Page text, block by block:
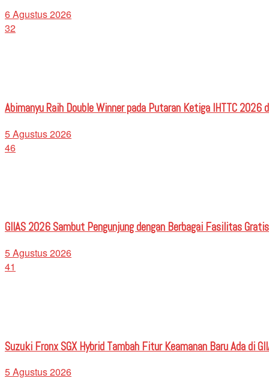
6 Agustus 2026
32
Abimanyu Raih Double Winner pada Putaran Ketiga IHTTC 2026
5 Agustus 2026
46
GIIAS 2026 Sambut Pengunjung dengan Berbagai Fasilitas
5 Agustus 2026
41
Suzuki Fronx SGX Hybrid Tambah Fitur Keamanan Baru Ada di
5 Agustus 2026